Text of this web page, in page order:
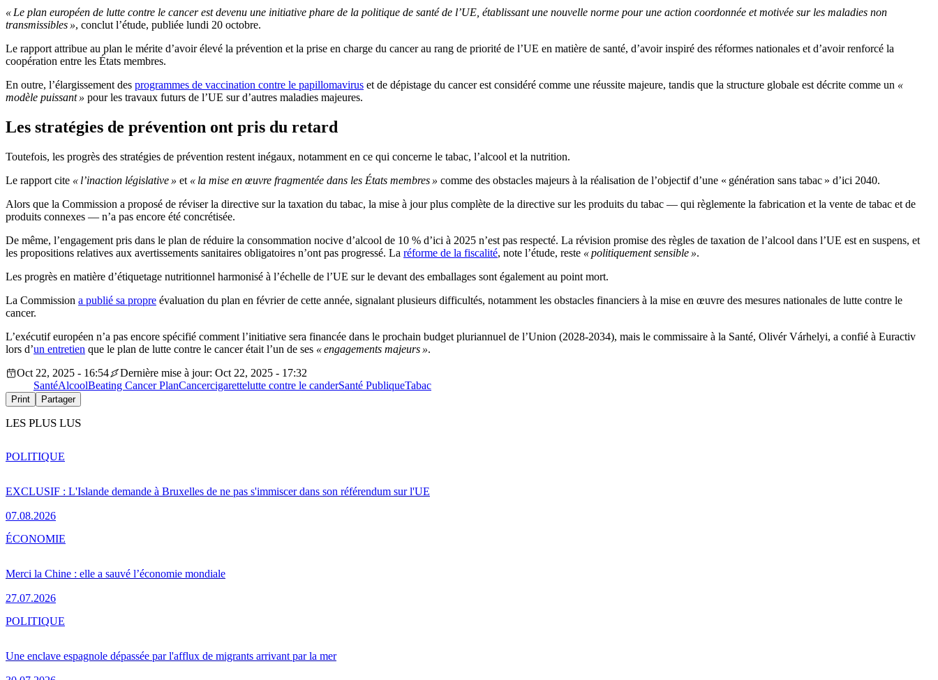
« Le plan européen de lutte contre le cancer est devenu une initiative phare de la politique de santé de l’UE, établissant une nouvelle norme pour une action coordonnée et motivée sur les maladies non
transmissibles », conclut l’étude, publiée lundi 20 octobre.
Le rapport attribue au plan le mérite d’avoir élevé la prévention et la prise en charge du cancer au rang de priorité de l’UE en matière de santé, d’avoir inspiré des réformes nationales et d’avoir renforcé la
coopération entre les États membres.
En outre, l’élargissement des programmes de vaccination contre le papillomavirus et de dépistage du cancer est considéré comme une réussite majeure, tandis que la structure globale est décrite comme un «
modèle puissant » pour les travaux futurs de l’UE sur d’autres maladies majeures.
Les stratégies de prévention ont pris du retard
Toutefois, les progrès des stratégies de prévention restent inégaux, notamment en ce qui concerne le tabac, l’alcool et la nutrition.
Le rapport cite « l’inaction législative » et « la mise en œuvre fragmentée dans les États membres » comme des obstacles majeurs à la réalisation de l’objectif d’une « génération sans tabac » d’ici 2040.
Alors que la Commission a proposé de réviser la directive sur la taxation du tabac, la mise à jour plus complète de la directive sur les produits du tabac — qui règlemente la fabrication et la vente de tabac et de
produits connexes — n’a pas encore été concrétisée.
De même, l’engagement pris dans le plan de réduire la consommation nocive d’alcool de 10 % d’ici à 2025 n’est pas respecté. La révision promise des règles de taxation de l’alcool dans l’UE est en suspens, et
les propositions relatives aux avertissements sanitaires obligatoires n’ont pas progressé. La réforme de la fiscalité, note l’étude, reste « politiquement sensible ».
Les progrès en matière d’étiquetage nutritionnel harmonisé à l’échelle de l’UE sur le devant des emballages sont également au point mort.
La Commission a publié sa propre évaluation du plan en février de cette année, signalant plusieurs difficultés, notamment les obstacles financiers à la mise en œuvre des mesures nationales de lutte contre le
cancer.
L’exécutif européen n’a pas encore spécifié comment l’initiative sera financée dans le prochain budget pluriannuel de l’Union (2028-2034), mais le commissaire à la Santé, Olivér Várhelyi, a confié à Euractiv
lors d’un entretien que le plan de lutte contre le cancer était l’un de ses « engagements majeurs ».
Oct 22, 2025 - 16:54
Dernière mise à jour: Oct 22, 2025 - 17:32
SantéAlcoolBeating Cancer PlanCancercigarettelutte contre le canderSanté PubliqueTabac
Print Partager
LES PLUS LUS
EXCLUSIF : L'Islande demande à Bruxelles de ne pas s'immiscer dans son référendum sur l'UE
07.08.2026
POLITIQUE
Merci la Chine : elle a sauvé l’économie mondiale
27.07.2026
ÉCONOMIE
Une enclave espagnole dépassée par l'afflux de migrants arrivant par la mer
POLITIQUE